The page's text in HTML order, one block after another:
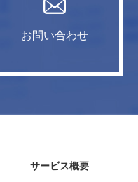
お問い合わせ
サービス概要